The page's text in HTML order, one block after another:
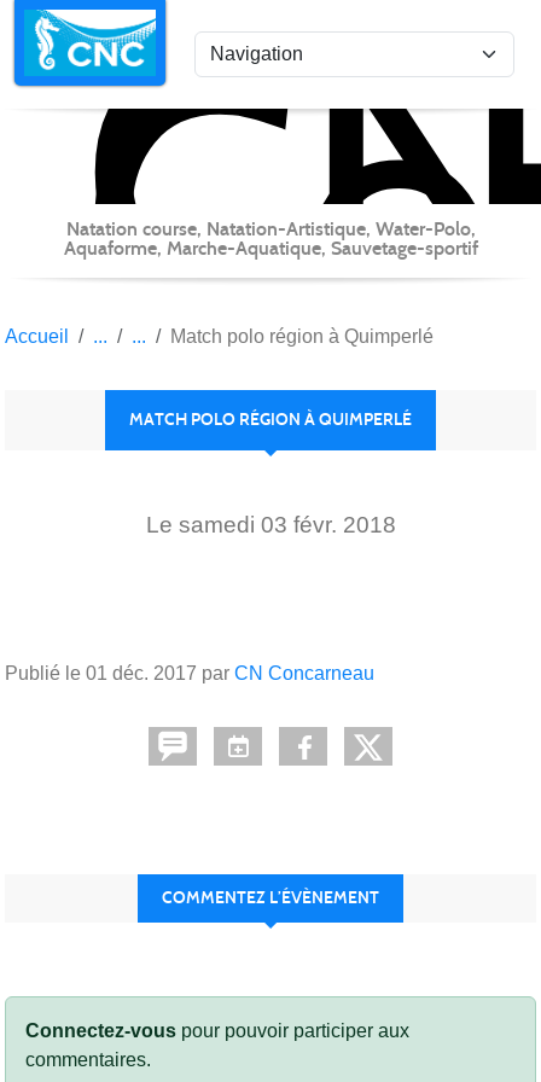
Natation course, Natation-Artistique, Water-Polo,
Aquaforme, Marche-Aquatique, Sauvetage-sportif
Accueil Match polo région à Quimperlé
MATCH POLO RÉGION À QUIMPERLÉ
Le samedi 03 févr. 2018
Publié le 01 déc. 2017 par CN Concarneau
COMMENTEZ L’ÉVÈNEMENT
Connectez-vous pour pouvoir participer aux
commentaires.
Panneau de gestion des cookies